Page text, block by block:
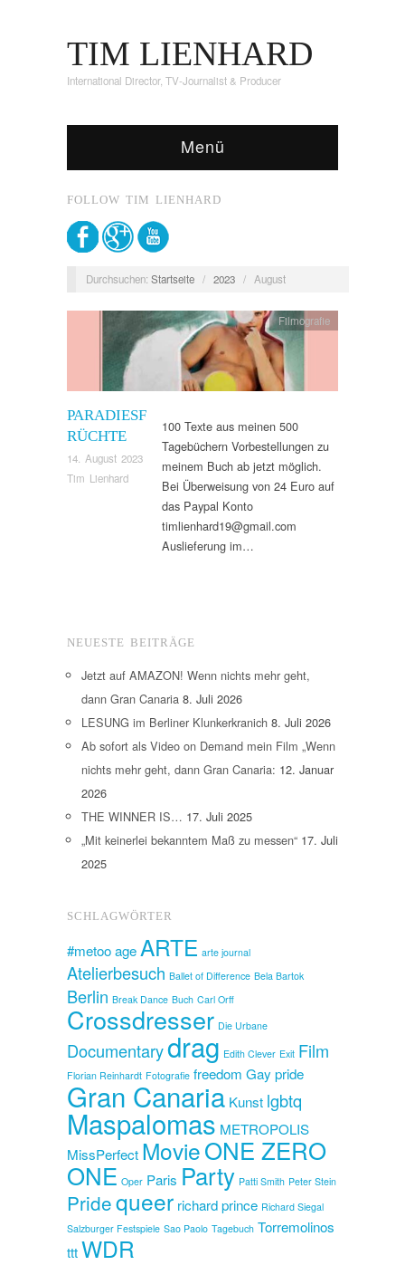
TIM LIENHARD
International Director, TV-Journalist & Producer
Menü
FOLLOW TIM LIENHARD
Durchsuchen: Startseite / 2023 / August
PARADIESF
RÜCHTE
14. August 2023
Tim Lienhard
Filmografie
100 Texte aus meinen 500
Tagebüchern Vorbestellungen zu
meinem Buch ab jetzt möglich.
Bei Überweisung von 24 Euro auf
das Paypal Konto
timlienhard19@gmail.com
Auslieferung im…
NEUESTE BEITRÄGE
Jetzt auf AMAZON! Wenn nichts mehr geht,
dann Gran Canaria 8. Juli 2026
LESUNG im Berliner Klunkerkranich 8. Juli 2026
Ab sofort als Video on Demand mein Film „Wenn
nichts mehr geht, dann Gran Canaria: 12. Januar
2026
THE WINNER IS… 17. Juli 2025
„Mit keinerlei bekanntem Maß zu messen“ 17. Juli
2025
SCHLAGWÖRTER
#metooage ARTE arte journal
Atelierbesuch Ballet of Difference Bela Bartok
Berlin Break Dance Buch Carl Orff
Crossdresser Die Urbane
Documentarydrag Edith Clever Exit Film
Florian Reinhardt Fotografie freedom Gay pride
Gran Canaria Kunst lgbtq
Maspalomas METROPOLIS
MissPerfect MovieONE ZERO
ONE Oper Paris Party Patti Smith Peter Stein
Pridequeer richard prince Richard Siegal
Salzburger Festspiele Sao Paolo Tagebuch Torremolinos
tttWDR